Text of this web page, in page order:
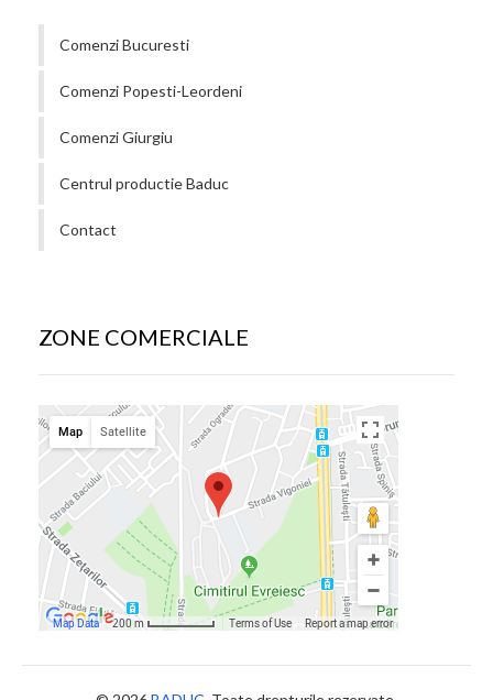
Comenzi Bucuresti
Comenzi Popesti-Leordeni
Comenzi Giurgiu
Centrul productie Baduc
Contact
ZONE COMERCIALE